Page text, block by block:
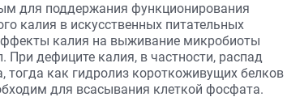
для поддержания функционирования
калия в искусственных питательных
калия на выживание микробиоты
дефиците калия, в частности, распад
тогда как гидролиз короткоживущих белков
для всасывания клеткой фосфата.